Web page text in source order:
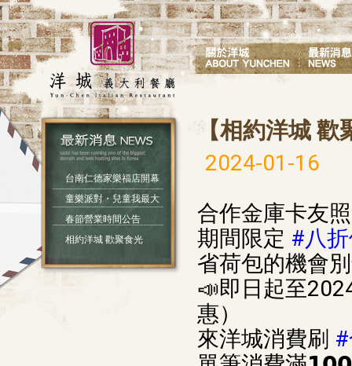
台南仁德家樂福店開幕
童樂派對・兒童我最大
春節營業時間公告
相約洋城 歡聚食光
【相約洋城 歡
2024-01-16
合作金庫卡友
期間限定 #八
省荷包的機會
📣即日起至
惠）
來洋城消費刷